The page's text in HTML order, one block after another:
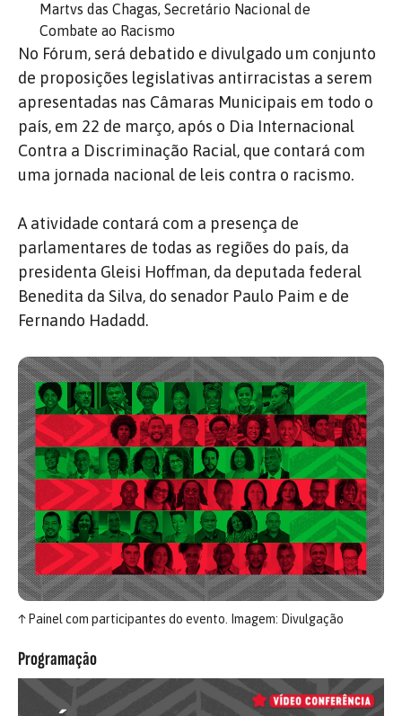
Martvs das Chagas, Secretário Nacional de
Combate ao Racismo
No Fórum, será debatido e divulgado um conjunto
de proposições legislativas antirracistas a serem
apresentadas nas Câmaras Municipais em todo o
país, em 22 de março, após o Dia Internacional
Contra a Discriminação Racial, que contará com
uma jornada nacional de leis contra o racismo.
A atividade contará com a presença de
parlamentares de todas as regiões do país, da
presidenta Gleisi Hoffman, da deputada federal
Benedita da Silva, do senador Paulo Paim e de
Fernando Hadadd.
↑Painel com participantes do evento. Imagem: Divulgação
Programação